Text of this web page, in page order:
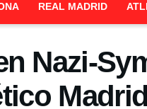
REAL MADRID
Nazi-
Madrid